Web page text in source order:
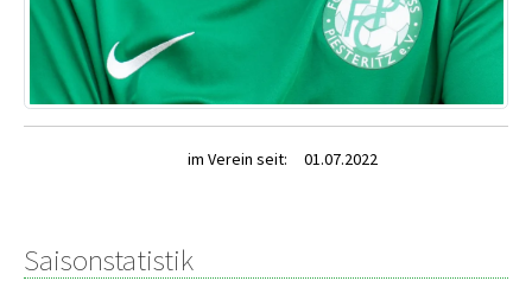
im Verein seit: 01.07.2022
Saisonstatistik